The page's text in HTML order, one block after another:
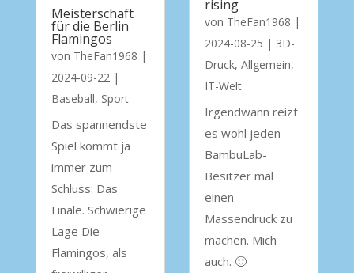
Meisterschaft
für die Berlin
Flamingos
von TheFan1968 |
2024-09-22|
Baseball, Sport
Das spannendste
Spiel kommt ja
immer zum
Schluss: Das
Finale. Schwierige
Lage Die
Flamingos, als
rising
von TheFan1968 |
2024-08-25 | 3D-
Druck, Allgemein,
IT-Welt
Irgendwann reizt
es wohl jeden
BambuLab-
Besitzer mal
einen
Massendruck zu
machen. Mich
auch. 🙂